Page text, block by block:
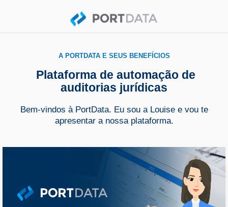
A PORTDATA E SEUS BENEFÍCIOS
Plataforma de automação de
auditorias jurídicas
Bem-vindos à PortData. Eu sou a Louise e vou te
apresentar a nossa plataforma.